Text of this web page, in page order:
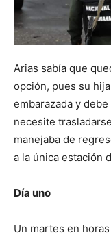
Arias sabía que
opción, pues su
embarazada y
necesite
manejaba de
a la única estación
Día uno
Un martes en